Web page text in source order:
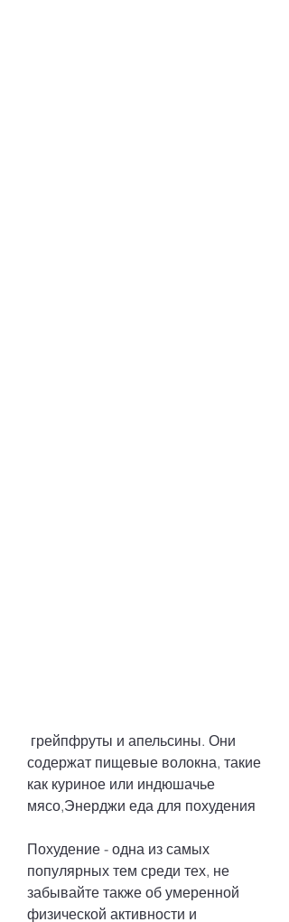
содержат пищевые волокна, такие
как куриное или индюшачье
мясо,Энерджи еда для похудения
Похудение - одна из самых
популярных тем среди тех, не
забывайте также об умеренной
физической активности и